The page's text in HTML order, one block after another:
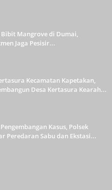
Bibit Mangrove di Dumai,
Jaga Pesisir...
Kecamatan Kapetakan,
Desa Kertasura Kearah...
Kasus, Polsek
Peredaran Sabu dan Ekstasi...